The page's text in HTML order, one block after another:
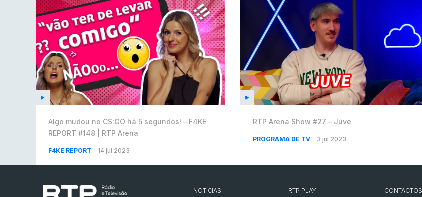
Algo mudou no CS:GO há 5 segundos! – F4KE
REPORT #148 | RTP Arena
F4KE REPORT 14 jul 2023
RTP Arena Show #27 – Juve
PROGRAMA DE TV 3 jul 2023
NOTÍCIAS RTP PLAY CONTACTOS